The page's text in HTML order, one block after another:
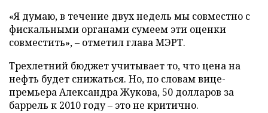
«Я думаю, в течение двух недель мы совместно с
фискальными органами сумеем эти оценки
совместить», – отметил глава МЭРТ.
Трехлетний бюджет учитывает то, что цена на
нефть будет снижаться. Но, по словам вице-
премьера Александра Жукова, 50 долларов за
баррель к 2010 году – это не критично.